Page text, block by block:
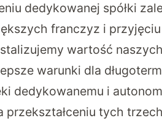
dedykowanej spółki
franczyz i
wartość
warunki dla
dedykowanemu i
przekształceniu tych